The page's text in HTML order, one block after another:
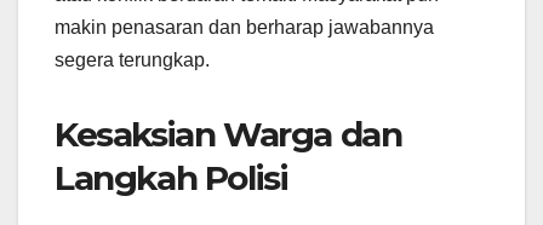
makin penasaran dan berharap jawabannya
segera terungkap.
Kesaksian Warga dan
Langkah Polisi